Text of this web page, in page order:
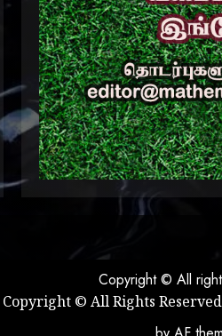
Copyright © All
Copyright © All Rights